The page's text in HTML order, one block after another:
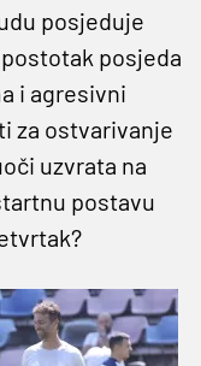
posjeduje
posjeda
i agresivni
za ostvarivanje
uzvrata na
postavu